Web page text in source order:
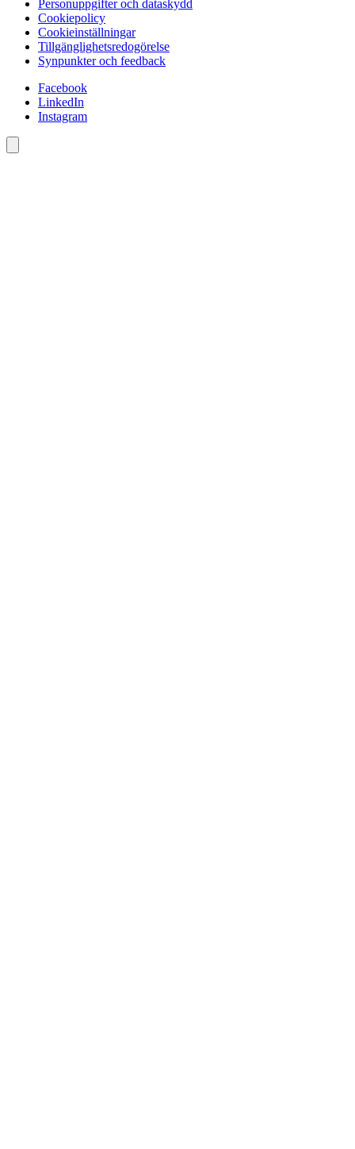
Personuppgifter och dataskydd
Cookiepolicy
Cookieinställningar
Tillgänglighetsredogörelse
Synpunkter och feedback
Facebook
LinkedIn
Instagram